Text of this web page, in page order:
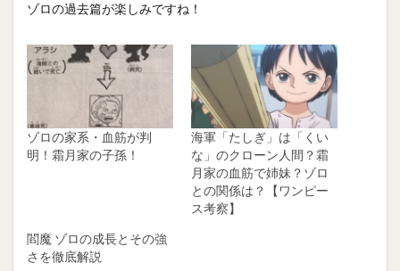
ゾロの過去篇が楽しみですね！
ゾロの家系・血筋が判
明！霜月家の子孫！
海軍「たしぎ」は「くい
な」のクローン人間？霜
月家の血筋で姉妹？ゾロ
との関係は？【ワンピー
ス考察】
閻魔 ゾロの成長とその強
さを徹底解説